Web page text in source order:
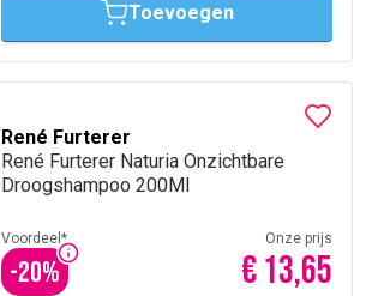
Toevoegen
René Furterer
René Furterer Naturia Onzichtbare
Droogshampoo 200Ml
Voordeel*
-20%
Onze prijs
€ 13,65